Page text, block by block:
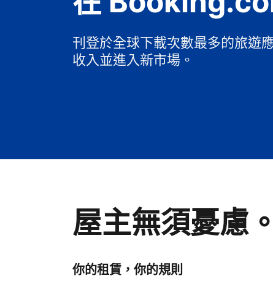
B&B
刊登於全球下載次數最多的旅遊
收入並進入新市場。
屋主無須憂慮
你的租賃，你的規則